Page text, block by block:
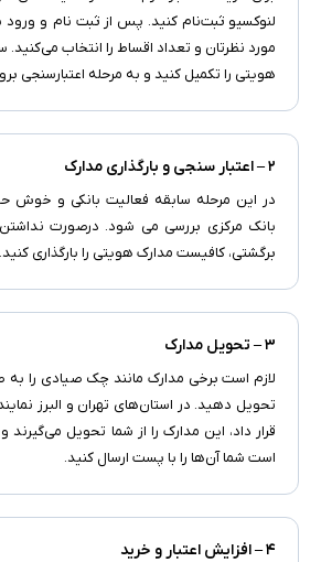
لنوکسیو ثبت‌نام کنید. پس از ثبت نام و ورود
مورد نظرتان و تعداد اقساط را انتخاب
هویتی را تکمیل کنید و به مرحله اعتبارسنجی
۲ – اعتبار سنجی و بارگذاری مدارک
در این مرحله سابقه فعالیت بانکی و خوش
بانک مرکزی بررسی می شود. درصورت
برگشتی، کافیست مدارک هویتی را بارگذاری کنید.
۳ – تحویل مدارک
لازم است برخی مدارک مانند چک صیادی را
تحویل دهید. در استان‌های تهران و البرز
قرار داد، این مدارک را از شما تحویل می‌گیرند
است شما آن‌ها را با پست ارسال ‌کنید.
۴ – افزایش اعتبار و خرید